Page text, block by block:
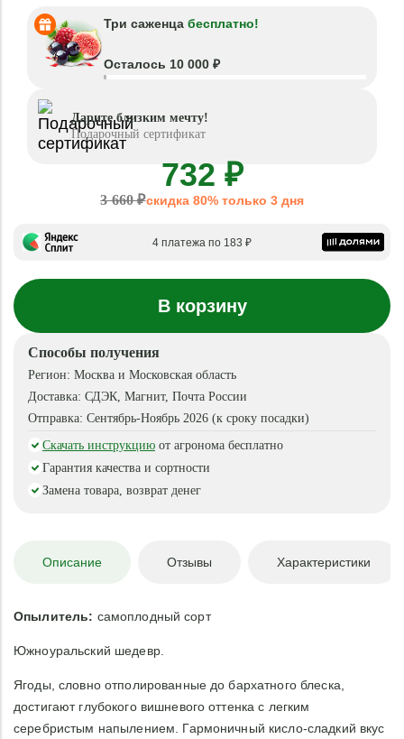
Три саженца бесплатно!
Осталось 10 000 ₽
Дарите близким мечту!
Подарочный сертификат
732 ₽
3 660 ₽скидка 80% только 3 дня
4 платежа по 183 ₽
В корзину
Способы получения
Регион: Москва и Московская область
Доставка: СДЭК, Магнит, Почта России
Отправка: Сентябрь-Ноябрь 2026 (к сроку посадки)
Скачать инструкцию от агронома бесплатно
Гарантия качества и сортности
Замена товара, возврат денег
Описание Отзывы Характеристики
Опылитель: самоплодный сорт
Южноуральский шедевр.
Ягоды, словно отполированные до бархатного блеска,
достигают глубокого вишневого оттенка с легким
серебристым напылением. Гармоничный кисло-сладкий вкус